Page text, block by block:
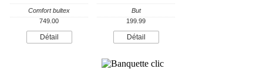
Comfort bultex
749.00
Détail
But
199.99
Détail